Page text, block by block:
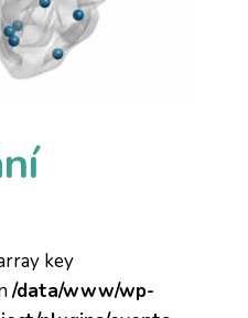
key
/data/www/wp-